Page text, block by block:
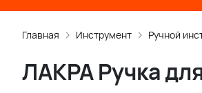
Главная Инструмент Ручной
ЛАКРА Ручка